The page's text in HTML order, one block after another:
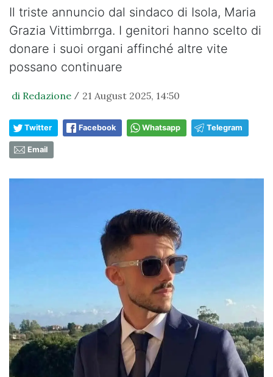
Il triste annuncio dal sindaco di Isola, Maria
Grazia Vittimbrrga. I genitori hanno scelto di
donare i suoi organi affinché altre vite
possano continuare
di Redazione / 21 August 2025, 14:50
Twitter Facebook Whatsapp Telegram
Email